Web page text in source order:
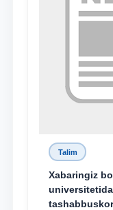
Talim
Xabaringiz